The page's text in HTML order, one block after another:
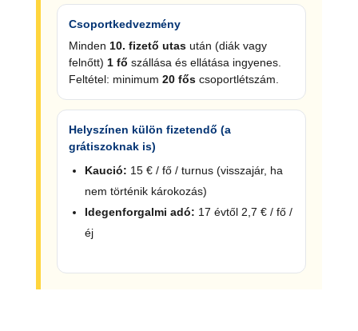
Csoportkedvezmény
Minden 10. fizető utasután (diák vagy
felnőtt) 1 fő szállása és ellátása ingyenes.
Feltétel: minimum 20 főscsoportlétszám.
Helyszínen külön fizetendő (a
grátiszoknak is)
Kaució: 15 € / fő / turnus (visszajár, ha
nem történik károkozás)
Idegenforgalmi adó: 17 évtől 2,7 € / fő /
éj